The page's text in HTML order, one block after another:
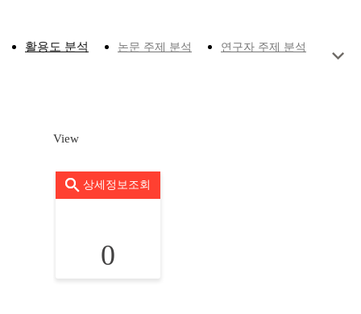
활용도 분석 논문 주제 분석 연구자 주제 분석
View
상세정보조회
0